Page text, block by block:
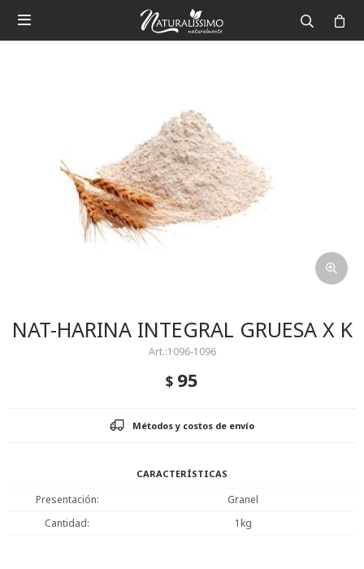

NAT-HARINA INTEGRAL GRUESA X K
1096-1096
$ 95
Métodos y costos de envío
CARACTERÍSTICAS
Presentación
Granel
Cantidad
1kg